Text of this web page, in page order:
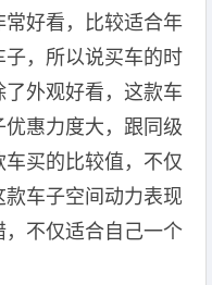
好看，比较适合年
，所以说买车的时
外观好看，这款车
惠力度大，跟同级
买的比较值，不仅
车子空间动力表现
不仅适合自己一个